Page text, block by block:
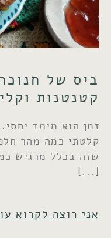
ביס של
קטנטנות
זמן הוא מימד
קלטתי כמה מהר
שזה בכלל מרגיש
אני רוצה לקרוא